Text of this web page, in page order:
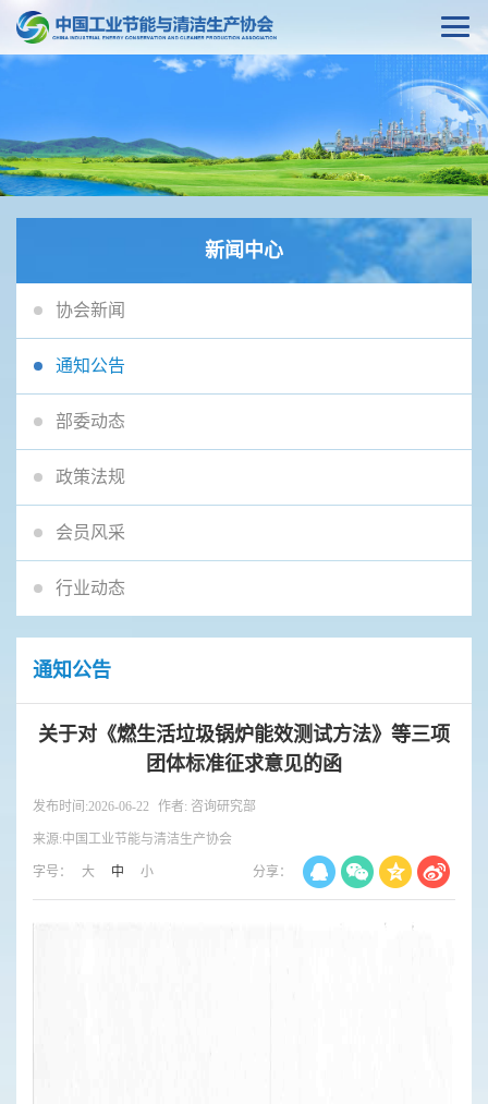
新闻中心
协会新闻
通知公告
部委动态
政策法规
会员风采
行业动态
通知公告
关于对《燃生活垃圾锅炉能效测试方法》等三项
团体标准征求意见的函
发布时间:2026-06-22 作者: 咨询研究部
来源:中国工业节能与清洁生产协会
字号： 大 中 小 分享：